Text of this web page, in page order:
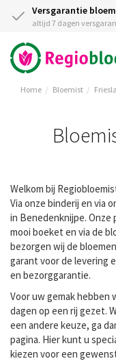
Versgarantie
altijd 7 dagen
Home Bloemist
Welkom bij
Via onze binderij en via
in Benedenknijpe.
mooi boeket en via de
bezorgen wij de
garant voor de levering
en bezorggarantie.
Voor uw gemak hebben
dagen op een rij gezet.
een andere keuze, ga
pagina. Hier kunt u
kiezen voor een